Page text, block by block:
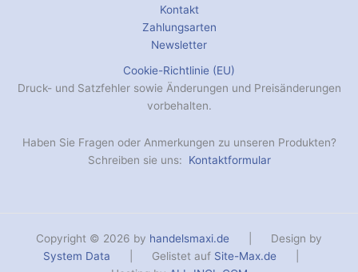
Kontakt
Zahlungsarten
Newsletter
Cookie-Richtlinie (EU)
Druck- und Satzfehler sowie Änderungen und Preisänderungen
vorbehalten.
Haben Sie Fragen oder Anmerkungen zu unseren Produkten?
Schreiben sie uns: Kontaktformular
Copyright © 2026 by handelsmaxi.de | Design by
System Data | Gelistet auf Site-Max.de